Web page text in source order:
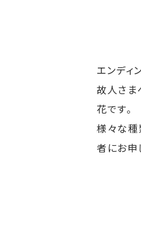
エンディ
故人さま
花です。
様々な種
者にお申